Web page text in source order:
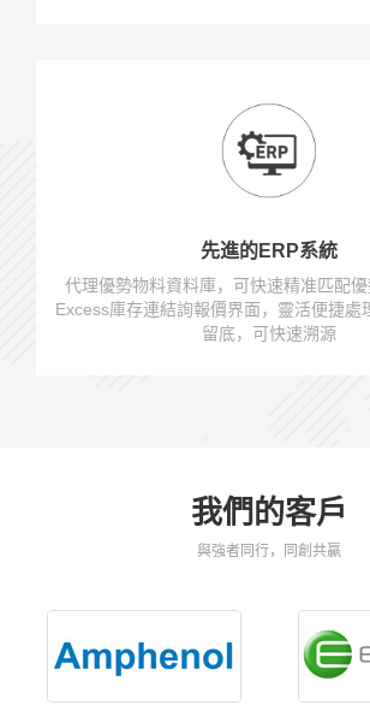
先進的ERP系統
代理優勢物料資料庫，可快速精准匹配
Excess庫存連結詢報價界面，靈活便捷處
留底，可快速溯源
我們的客戶
與強者同行，同創共贏